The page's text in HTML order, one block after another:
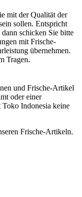
mit der Qualität der
sollen. Entspricht
schicken Sie bitte
mit Frische-
übernehmen.
Tragen.
und Frische-Artikel
oder einer
Toko Indonesia keine
Frische-Artikeln.